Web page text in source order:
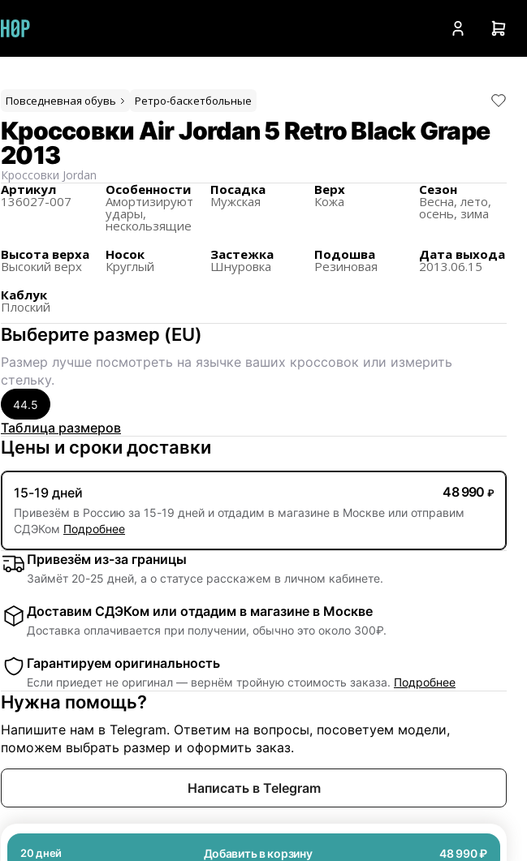
Повседневная обувь Ретро-баскетбольные
Кроссовки Air Jordan 5 Retro Black Grape
2013
Кроссовки Jordan
Артикул
136027-007
Особенности
Амортизируют
удары,
нескользящиe
Посадка
Мужская
Верх
Кожа
Сезон
Весна, лето,
осень, зима
Высота верха
Высокий верх
Носок
Круглый
Застежка
Шнуровка
Подошва
Резиновая
Дата выхода
2013.06.15
Каблук
Плоский
Выберите размер (EU)
Размер лучше посмотреть на язычке ваших кроссовок или измерить
стельку.
44.5
Таблица размеров
Цены и сроки доставки
15-19 дней 48 990 ₽
Привезём в Россию за 15-19 дней и отдадим в магазине в Москве или отправим
СДЭКом Подробнее
Привезём из-за границы
Займёт 20-25 дней, а о статусе расскажем в личном кабинете.
Доставим СДЭКом или отдадим в магазине в Москве
Доставка оплачивается при получении, обычно это около 300₽.
Гарантируем оригинальность
Если приедет не оригинал — вернём тройную стоимость заказа. Подробнее
Нужна помощь?
Напишите нам в Telegram. Ответим на вопросы, посоветуем модели,
поможем выбрать размер и оформить заказ.
Написать в Telegram
20дней Добавить в корзину 48 990 ₽